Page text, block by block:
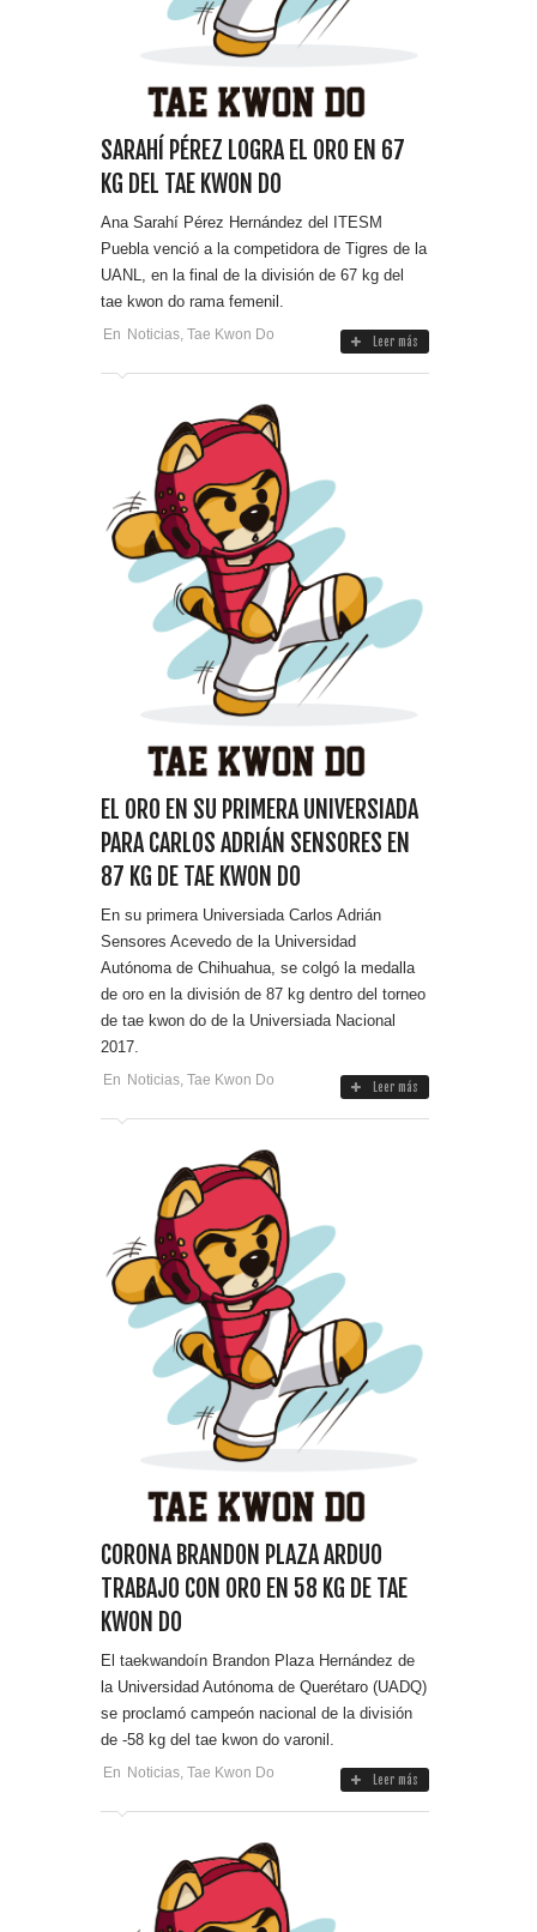
SARAHÍ PÉREZ LOGRA EL ORO EN 67
KG DEL TAE KWON DO
Ana Sarahí Pérez Hernández del ITESM
Puebla venció a la competidora de Tigres de la
UANL, en la final de la división de 67 kg del
tae kwon do rama femenil.
En Noticias, Tae Kwon Do Leer más
EL ORO EN SU PRIMERA UNIVERSIADA
PARA CARLOS ADRIÁN SENSORES EN
87 KG DE TAE KWON DO
En su primera Universiada Carlos Adrián
Sensores Acevedo de la Universidad
Autónoma de Chihuahua, se colgó la medalla
de oro en la división de 87 kg dentro del torneo
de tae kwon do de la Universiada Nacional
2017.
En Noticias, Tae Kwon Do Leer más
CORONA BRANDON PLAZA ARDUO
TRABAJO CON ORO EN 58 KG DE TAE
KWON DO
El taekwandoín Brandon Plaza Hernández de
la Universidad Autónoma de Querétaro (UADQ)
se proclamó campeón nacional de la división
de -58 kg del tae kwon do varonil.
En Noticias, Tae Kwon Do Leer más